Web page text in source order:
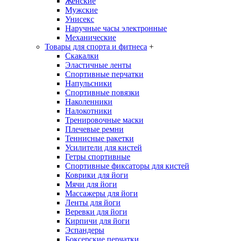
Мужские
Унисекс
Наручные часы электронные
Механические
Товары для спорта и фитнеса +
Скакалки
Эластичные ленты
Спортивные перчатки
Напульсники
Спортивные повязки
Наколенники
Налокотники
Тренировочные маски
Плечевые ремни
Теннисные ракетки
Усилители для кистей
Гетры спортивные
Спортивные фиксаторы для кистей
Коврики для йоги
Мячи для йоги
Массажеры для йоги
Ленты для йоги
Веревки для йоги
Кирпичи для йоги
Эспандеры
Боксерские перчатки